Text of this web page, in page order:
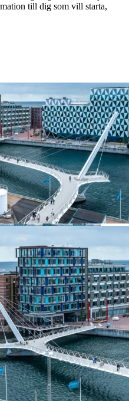
till dig som vill starta,